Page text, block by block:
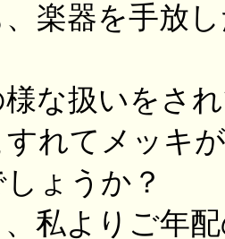
楽器を手放
な扱いをさ
れてメッキ
ょうか？
私よりご年